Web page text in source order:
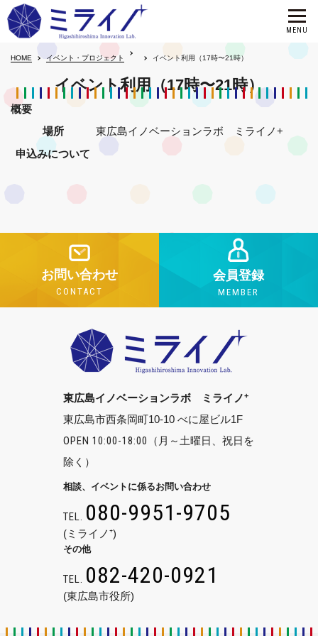
HOME イベント・プロジェクト イベント利用（17時〜21時）
イベント利用（17時〜21時）
概要
場所
東広島イノベーションラボ ミライノ+
申込みについて
お問い合わせ
CONTACT
会員登録
MEMBER
東広島イノベーションラボ ミライノ+
東広島市西条岡町10-10 べに屋ビル1F
OPEN 10:00-18:00
（月～土曜日、祝日を
除く）
相談、イベントに係るお問い合わせ
TEL. 080-9951-9705
(ミライノ⁺)
その他
TEL. 082-420-0921
(東広島市役所)